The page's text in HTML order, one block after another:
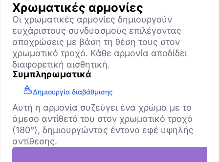
Χρωματικές αρμονίες
Οι χρωματικές αρμονίες δημιουργούν
ευχάριστους συνδυασμούς επιλέγοντας
αποχρώσεις με βάση τη θέση τους στον
χρωματικό τροχό. Κάθε αρμονία αποδίδει
διαφορετική αισθητική.
Συμπληρωματικά
Δημιουργία διαβάθμισης
Αυτή η αρμονία συζεύγει ένα χρώμα με το
άμεσο αντίθετό του στον χρωματικό τροχό
(180°), δημιουργώντας έντονο εφέ υψηλής
αντίθεσης.